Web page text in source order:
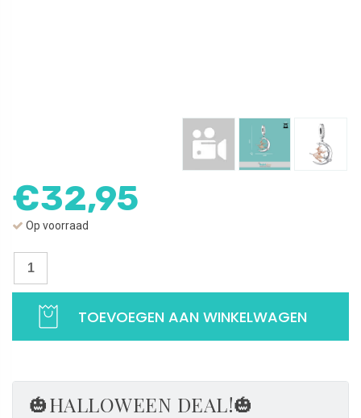
€32,95
Op voorraad
Bedel
op
Halloween
TOEVOEGEN AAN WINKELWAGEN
🎃HALLOWEEN DEAL!🎃